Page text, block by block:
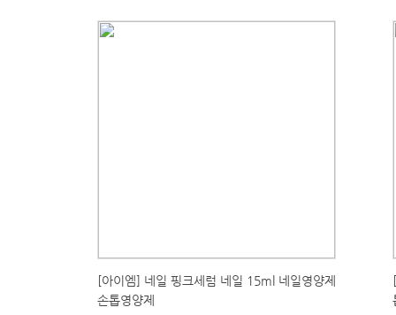
[아이엠] 네일 핑크세럼 네일 15ml 네일영양제
손톱영양제